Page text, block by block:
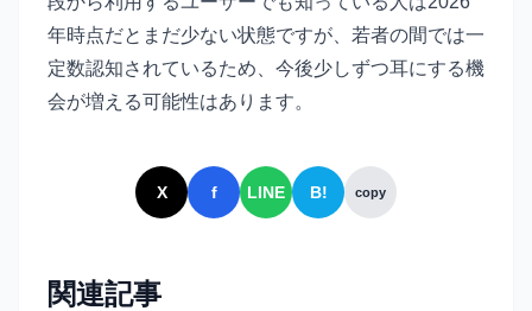
年時点だとまだ少ない状態ですが、若者の間では一
定数認知されているため、今後少しずつ耳にする機
会が増える可能性はあります。
X f LINE B! copy
関連記事